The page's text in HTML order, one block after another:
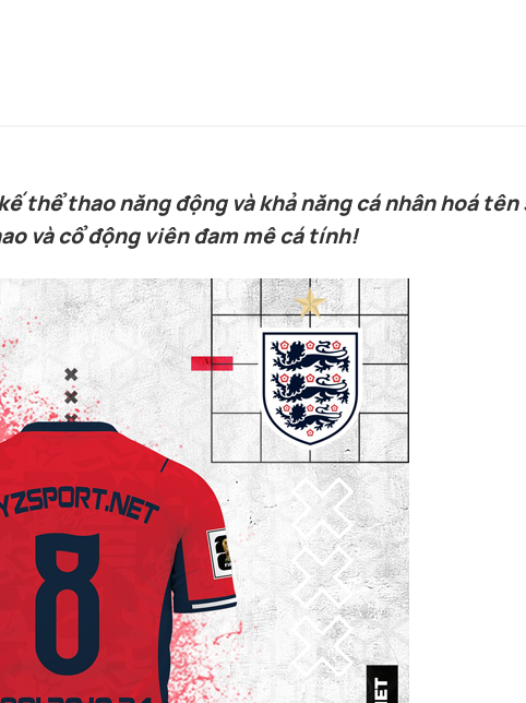
thao năng động và khả năng cá nhân hoá
và cổ động viên đam mê cá tính!